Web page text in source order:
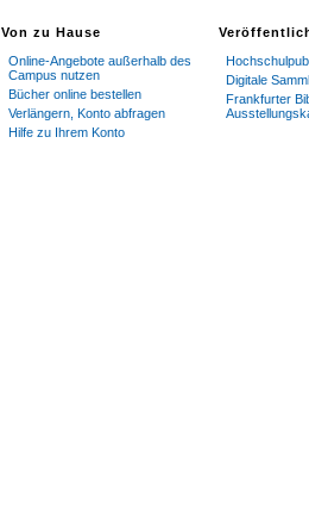
Von zu Hause
Online-Angebote außerhalb des
Campus nutzen
Bücher online bestellen
Verlängern, Konto abfragen
Hilfe zu Ihrem Konto
Digitale
Frankfurter